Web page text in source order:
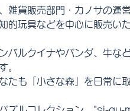
雑貨販売部門・カノサの運
的玩具などを中心に販売いた
バルクイナやパンダ、牛な
。
たも「小さな森」を日常に